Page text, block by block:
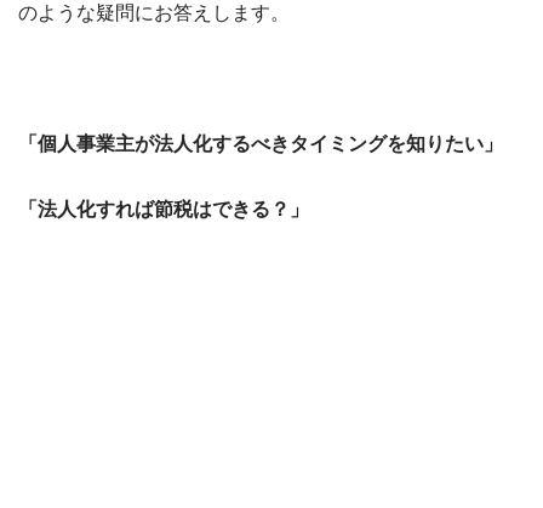
のような疑問にお答えします。
「個人事業主が法人化するべきタイミングを知りたい」
「法人化すれば節税はできる？」